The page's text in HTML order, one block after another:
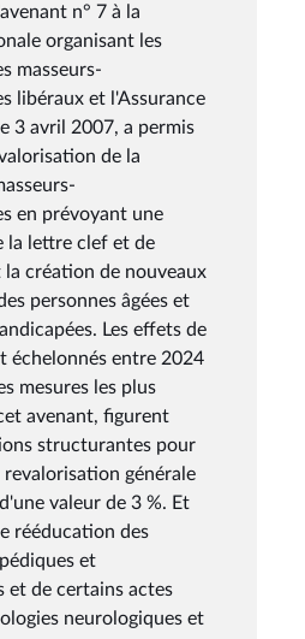
n° 7 à la
organisant les
masseurs-
libéraux et l'Assurance
3 avril 2007, a permis
de la
en prévoyant une
la lettre clef et de
création de nouveaux
personnes âgées et
Les effets de
échelonnés entre 2024
mesures les plus
avenant, figurent
structurantes pour
revalorisation générale
valeur de 3 %. Et
rééducation des
et
et de certains actes
neurologiques et